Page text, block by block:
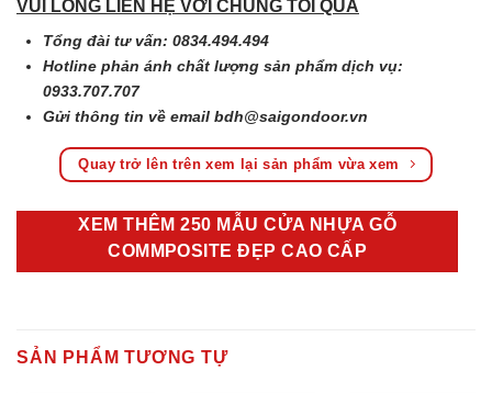
VUI LÒNG LIÊN HỆ VỚI CHÚNG TÔI QUA
Tổng đài tư vấn: 0834.494.494
Hotline phản ánh chất lượng sản phẩm dịch vụ:
0933.707.707
Gửi thông tin về emailbdh@saigondoor.vn
Quay trở lên trên xem lại sản phẩm vừa xem
XEM THÊM 250 MẪU CỬA NHỰA GỖ
COMMPOSITE ĐẸP CAO CẤP
SẢN PHẨM TƯƠNG TỰ